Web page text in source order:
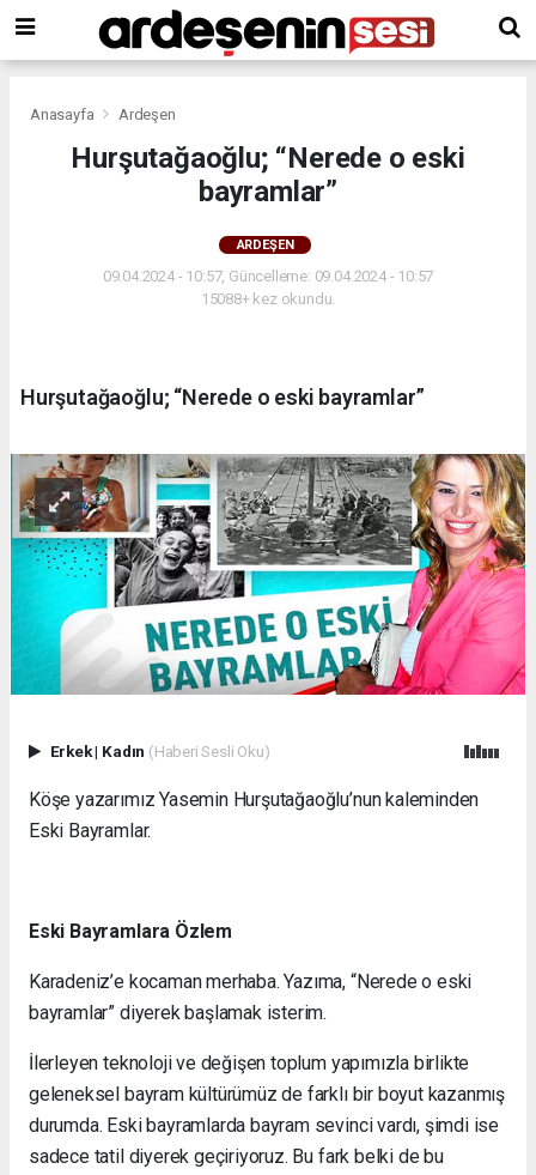
Anasayfa Ardeşen
Hurşutağaoğlu; “Nerede o eski
bayramlar”
ARDEŞEN
09.04.2024 - 10:57, Güncelleme: 09.04.2024 - 10:57
15088+ kez okundu.
Hurşutağaoğlu; “Nerede o eski bayramlar”
Erkek| Kadın (Haberi Sesli Oku)
Köşe yazarımız Yasemin Hurşutağaoğlu’nun kaleminden
Eski Bayramlar.
Eski Bayramlara Özlem
Karadeniz’e kocaman merhaba. Yazıma, “Nerede o eski
bayramlar” diyerek başlamak isterim.
İlerleyen teknoloji ve değişen toplum yapımızla birlikte
geleneksel bayram kültürümüz de farklı bir boyut kazanmış
durumda. Eski bayramlarda bayram sevinci vardı, şimdi ise
sadece tatil diyerek geçiriyoruz. Bu fark belki de bu